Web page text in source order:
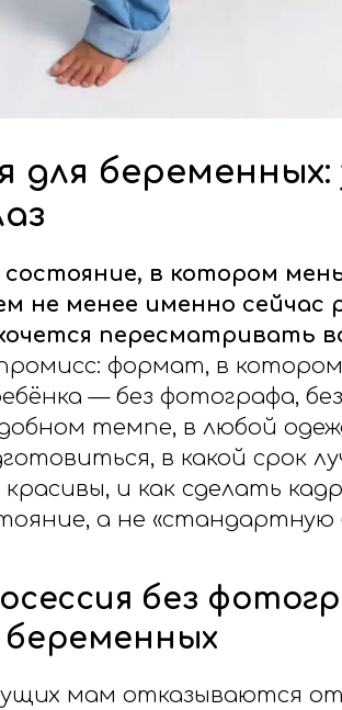
для
в котором
не менее именно
пересматривать
формат, в
— без фотографа,
темпе, в любой
в какой срок
и как сделать
а не «стандартную
без
мам отказываются